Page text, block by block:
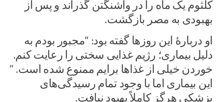
کلثوم یک ماه را در واشنگتن گذراند و پس از
بهبودی به مصر بازگشت.
او دربارهٔ این روزها گفته بود: “مجبور بودم به
دلیل بیماری؛ رژیم غذایی سختی را رعایت کنم.
خوردن خیلی از غذاها برایم ممنوع شده است. ”
این بیماری اما با وجود تمام رسیدگی‌های
پزشکی هرگز کاملاً بهبود نیافت.